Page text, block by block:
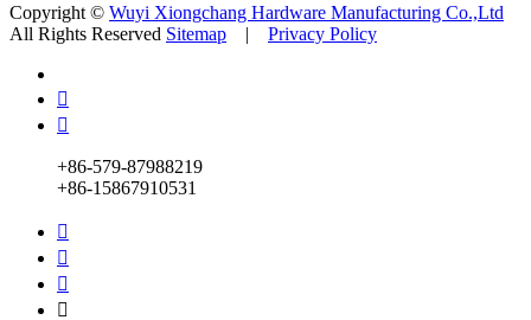
Copyright © Wuyi Xiongchang Hardware Manufacturing Co.,Ltd
All Rights Reserved Sitemap | Privacy Policy


+86-579-87988219
+86-15867910531



